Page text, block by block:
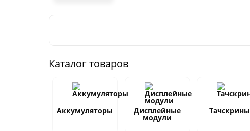
Каталог товаров
Аккумуляторы Дисплейные
модули
Тачскрины